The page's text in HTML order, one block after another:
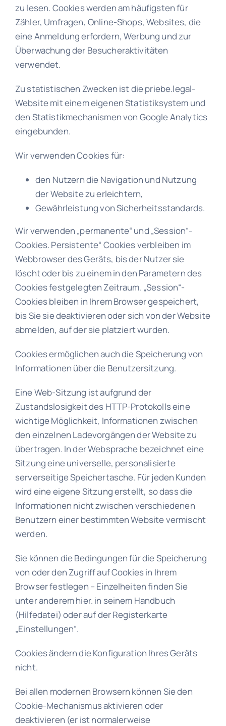
zu lesen. Cookies werden am häufigsten für
Zähler, Umfragen, Online-Shops, Websites, die
eine Anmeldung erfordern, Werbung und zur
Überwachung der Besucheraktivitäten
verwendet.
Zu statistischen Zwecken ist die priebe.legal-
Website mit einem eigenen Statistiksystem und
den Statistikmechanismen von Google Analytics
eingebunden.
Wir verwenden Cookies für:
den Nutzern die Navigation und Nutzung
der Website zu erleichtern,
Gewährleistung von Sicherheitsstandards.
Wir verwenden „permanente“ und „Session“-
Cookies. Persistente“ Cookies verbleiben im
Webbrowser des Geräts, bis der Nutzer sie
löscht oder bis zu einem in den Parametern des
Cookies festgelegten Zeitraum. „Session“-
Cookies bleiben in Ihrem Browser gespeichert,
bis Sie sie deaktivieren oder sich von der Website
abmelden, auf der sie platziert wurden.
Cookies ermöglichen auch die Speicherung von
Informationen über die Benutzersitzung.
Eine Web-Sitzung ist aufgrund der
Zustandslosigkeit des HTTP-Protokolls eine
wichtige Möglichkeit, Informationen zwischen
den einzelnen Ladevorgängen der Website zu
übertragen. In der Websprache bezeichnet eine
Sitzung eine universelle, personalisierte
serverseitige Speichertasche. Für jeden Kunden
wird eine eigene Sitzung erstellt, so dass die
Informationen nicht zwischen verschiedenen
Benutzern einer bestimmten Website vermischt
werden.
Sie können die Bedingungen für die Speicherung
von oder den Zugriff auf Cookies in Ihrem
Browser festlegen – Einzelheiten finden Sie
unter anderem hier. in seinem Handbuch
(Hilfedatei) oder auf der Registerkarte
„Einstellungen“.
Cookies ändern die Konfiguration Ihres Geräts
nicht.
Bei allen modernen Browsern können Sie den
Cookie-Mechanismus aktivieren oder
deaktivieren (er ist normalerweise